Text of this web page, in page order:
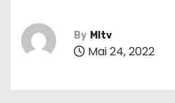
By MItv
Mai 24, 2022